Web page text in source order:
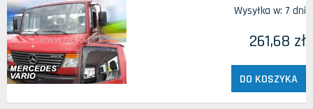
Wysyłka w: 7 dni
261,68 zł
DO KOSZYKA